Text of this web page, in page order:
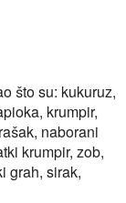
što su: kukuruz,
krumpir,
naborani
krumpir, zob,
grah, sirak,